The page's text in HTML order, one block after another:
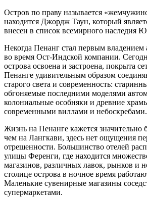
Остров по праву называется
находится Джордж Таун, который
внесен в список всемирного наследия
Некогда Пенанг стал первым
во время Ост-Индской компании.
острова освоена и застроена, покрыта
Пенанге удивительным образом
старого света и современность:
обгоняемые последними моделями
колониальные особняки и древние
современными виллами и небоскребами.
Жизнь на Пенанге кажется значительно
чем на Лангкави, здесь нет ощущения
отрешенности. Большинство отелей
улицы Ференги, где находится
магазинов, различных лавок, рынков и
столице острова в ночное время
Маленькие сувенирные магазины
супермаркетами.